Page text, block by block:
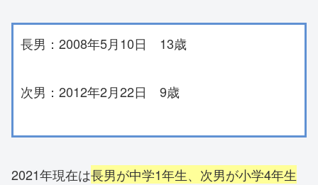
長男：2008年5月10日 13歳
次男：2012年2月22日 9歳
2021年現在は長男が中学1年生、次男が小学4年生